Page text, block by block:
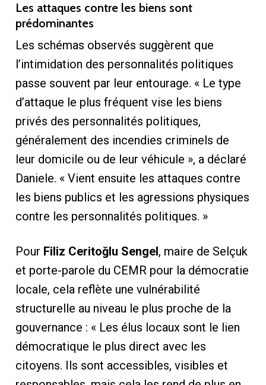
Les attaques contre les biens sont
prédominantes
Les schémas observés suggèrent que
l’intimidation des personnalités politiques
passe souvent par leur entourage. « Le type
d’attaque le plus fréquent vise les biens
privés des personnalités politiques,
généralement des incendies criminels de
leur domicile ou de leur véhicule », a déclaré
Daniele. « Vient ensuite les attaques contre
les biens publics et les agressions physiques
contre les personnalités politiques. »
Pour Filiz Ceritoğlu Sengel, maire de Selçuk
et porte-parole du CEMR pour la démocratie
locale, cela reflète une vulnérabilité
structurelle au niveau le plus proche de la
gouvernance : « Les élus locaux sont le lien
démocratique le plus direct avec les
citoyens. Ils sont accessibles, visibles et